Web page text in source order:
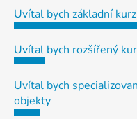
Uvítal bych základní kurz
Uvítal bych rozšířený
Uvítal bych
objekty